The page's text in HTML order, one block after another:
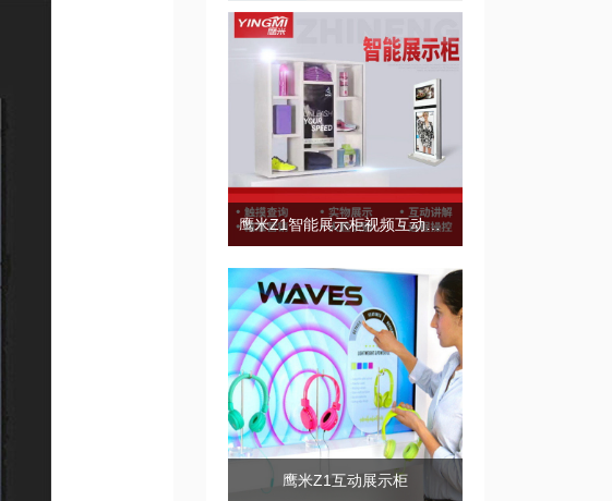
鹰米Z1智能展示柜视频互动展示
鹰米Z1互动展示柜